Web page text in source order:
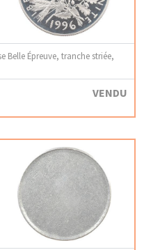
Belle Épreuve, tranche striée,
VENDU